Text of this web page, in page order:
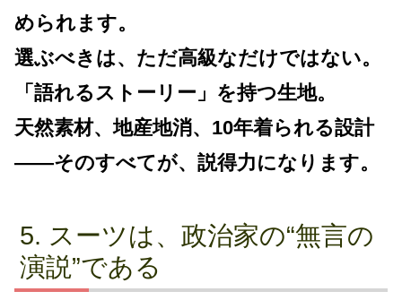
められます。
選ぶべきは、ただ高級なだけではない。
「語れるストーリー」を持つ生地。
天然素材、地産地消、10年着られる設計
――そのすべてが、説得力になります。
スーツは、政治家の“無言の
演説”である